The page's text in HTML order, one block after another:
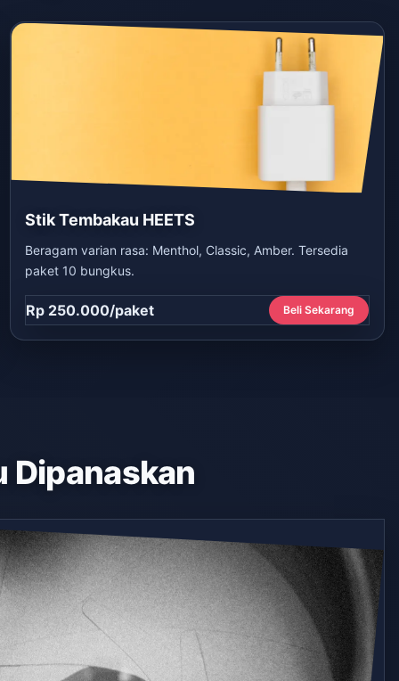
Stik Tembakau HEETS
Beragam varian rasa: Menthol, Classic, Amber. Tersedia
paket 10 bungkus.
Rp 250.000/paket Beli Sekarang
Dipanaskan